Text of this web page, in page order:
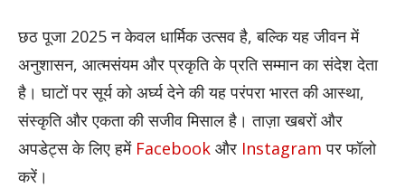
छठ पूजा 2025 न केवल धार्मिक उत्सव है, बल्कि यह जीवन में
अनुशासन, आत्मसंयम और प्रकृति के प्रति सम्मान का संदेश देता
है। घाटों पर सूर्य को अर्घ्य देने की यह परंपरा भारत की आस्था,
संस्कृति और एकता की सजीव मिसाल है। ताज़ा खबरों और
अपडेट्स के लिए हमेंFacebook और Instagram पर फॉलो
करें।